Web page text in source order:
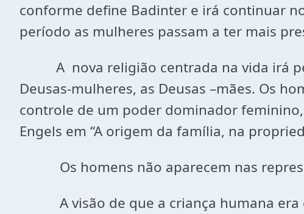
conforme define Badinter e irá continuar
período as mulheres passam a ter mais
A nova religião centrada na vida irá
Deusas-mulheres, as Deusas –mães. Os
controle de um poder dominador
Engels em “A origem da família, na
Os homens não aparecem nas
A visão de que a criança humana era